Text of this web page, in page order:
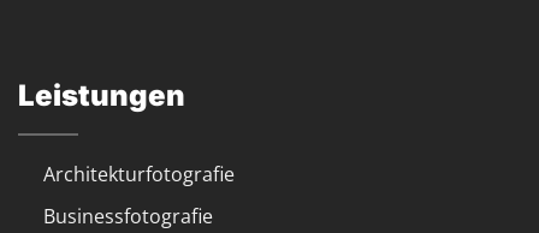
Leistungen
Architekturfotografie
Businessfotografie